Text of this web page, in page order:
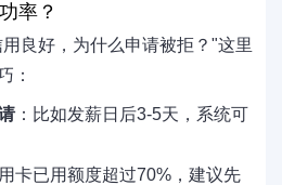
率？
良好，为什么申请被拒？"这里
：
：比如发薪日后3-5天，系统可
卡已用额度超过70%，建议先